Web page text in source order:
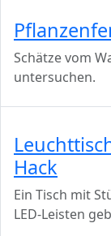
Schätze vom
untersuchen.
Hack
Ein Tisch mit
LED-Leisten